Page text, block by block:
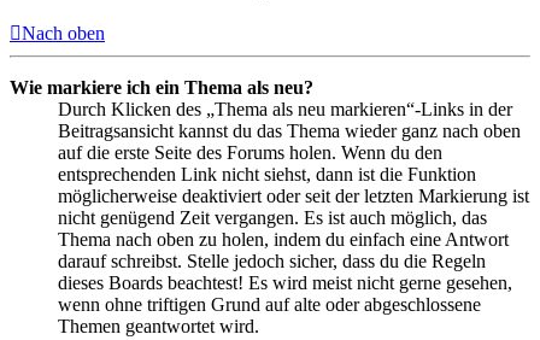
Nach oben
Wie markiere ich ein Thema als neu?
Durch Klicken des „Thema als neu markieren“-Links in der
Beitragsansicht kannst du das Thema wieder ganz nach oben
auf die erste Seite des Forums holen. Wenn du den
entsprechenden Link nicht siehst, dann ist die Funktion
möglicherweise deaktiviert oder seit der letzten Markierung ist
nicht genügend Zeit vergangen. Es ist auch möglich, das
Thema nach oben zu holen, indem du einfach eine Antwort
darauf schreibst. Stelle jedoch sicher, dass du die Regeln
dieses Boards beachtest! Es wird meist nicht gerne gesehen,
wenn ohne triftigen Grund auf alte oder abgeschlossene
Themen geantwortet wird.